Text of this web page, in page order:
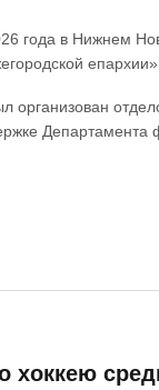
года в Нижнем
организован
Департамента
хоккею